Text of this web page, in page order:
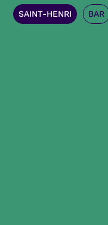
SAINT-HENRI BAR